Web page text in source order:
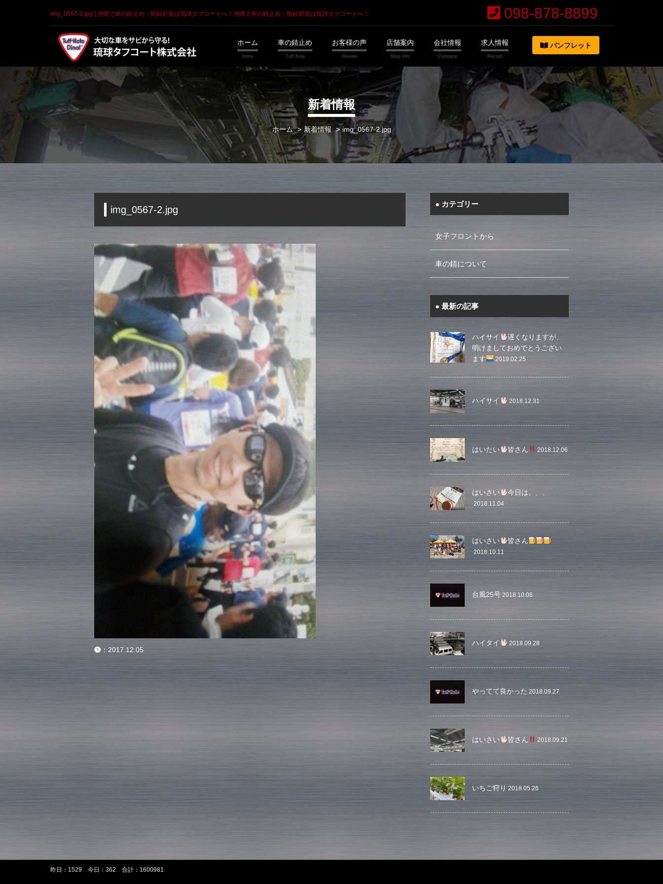
img_0567-2.jpg | 沖縄で車の錆止め・防錆対策は琉球タフコートへ！ 沖縄で車の錆止め・防錆対策は琉球タフコートへ！ 098-878-8899
ホーム 車の錆止め お客様の声 店舗案内 会社情報 求人情報 パンフレット
新着情報
ホーム 新着情報 img_0567-2.jpg
img_0567-2.jpg
： 2017.12.05
カテゴリー
女子フロントから
車の錆について
最新の記事
ハイサイ
遅くなりますが、
明けましておめでとうござい
ます
2019.02.25
ハイサイ 2018.12.31
はいたい 皆さん 2018.12.06
はいさい 今日は、、、
2018.11.04
はいさい 皆さん
2018.10.11
台風25号 2018.10.06
ハイタイ 2018.09.28
やってて良かった 2018.09.27
はいさい 皆さん 2018.09.21
いちご狩り 2018.05.26
昨日：1529 今日：362 合計：1600981